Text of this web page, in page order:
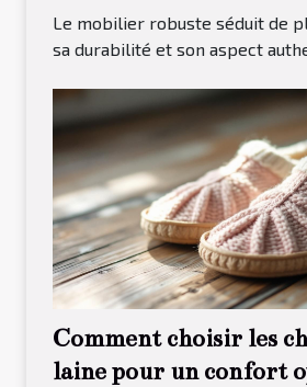
Le mobilier robuste séduit de
sa durabilité et son aspect
Comment choisir les
laine pour un confort